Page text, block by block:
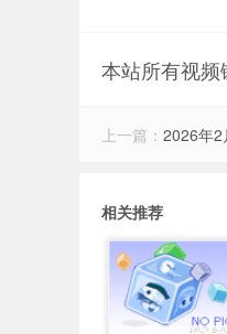
本站所有视频
上一篇： 2026年2
相关推荐